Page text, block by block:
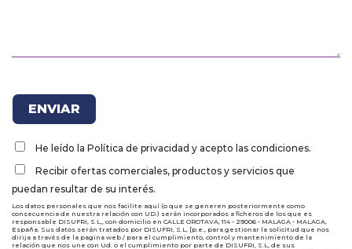
He leído la Política de privacidad y acepto las condiciones.
Recibir ofertas comerciales, productos y servicios que
puedan resultar de su interés.
Los datos personales que nos facilite aquí (o que se generen posteriormente como
consecuencia de nuestra relación con UD.) serán incorporados a ficheros de los que es
responsable DISUFRI, S.L,, con domicilio en CALLE OROTAVA, 114 - 29006 - MALAGA - MALAGA,
España. Sus datos serán tratados por DISUFRI, S.L, [p.e., para gestionar la solicitud que nos
dirija a través de la pagina web / para el cumplimiento, control y mantenimiento de la
relación que nos une con Ud. o el cumplimiento por parte de DISUFRI, S.L, de sus